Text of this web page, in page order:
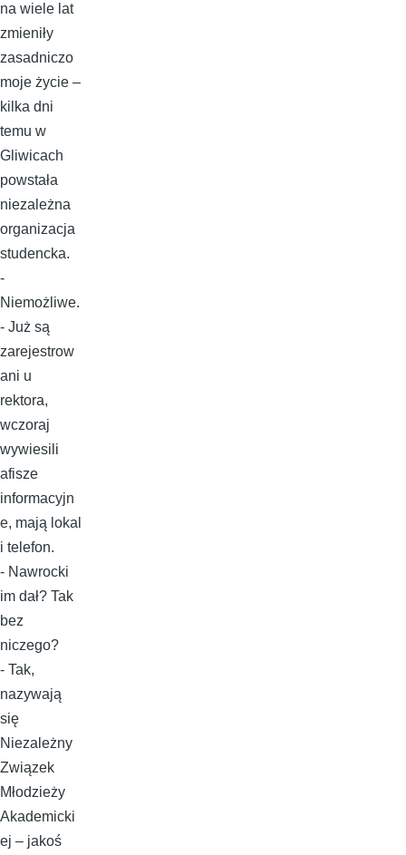
na wiele lat
zmieniły
zasadniczo
moje życie –
kilka dni
temu w
Gliwicach
powstała
niezależna
organizacja
studencka.
-
Niemożliwe.
- Już są
zarejestrow
ani u
rektora,
wczoraj
wywiesili
afisze
informacyjn
e, mają lokal
i telefon.
- Nawrocki
im dał? Tak
bez
niczego?
- Tak,
nazywają
się
Niezależny
Związek
Młodzieży
Akademicki
ej – jakoś